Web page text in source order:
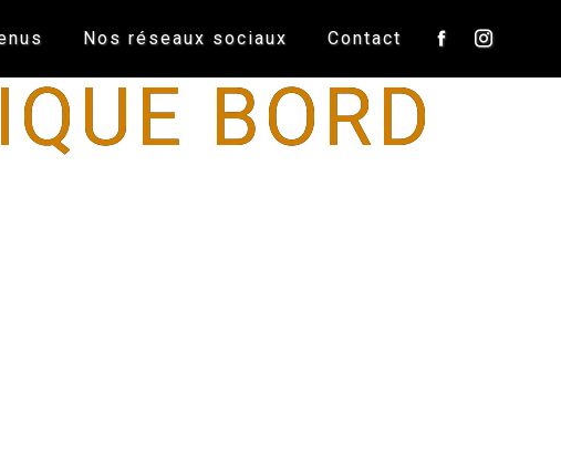
Nos réseaux sociaux Contact
BORD